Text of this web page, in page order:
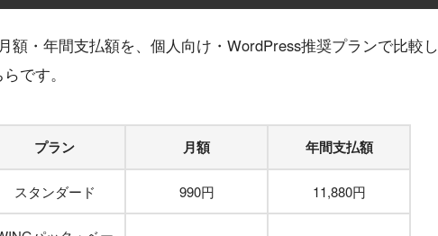
額・年間支払額を、個人向け・WordPress推奨プランで比較し
です。
プラン 月額 年間支払額
スタンダード 990円 11,880円